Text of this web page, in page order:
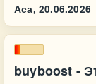
Аса, 20.06.2026
buyboost -